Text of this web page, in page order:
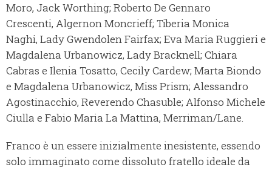
Moro, Jack Worthing; Roberto De Gennaro
Crescenti, Algernon Moncrieff; Tiberia Monica
Naghi, Lady Gwendolen Fairfax; Eva Maria Ruggieri e
Magdalena Urbanowicz, Lady Bracknell; Chiara
Cabras e Ilenia Tosatto, Cecily Cardew; Marta Biondo
e Magdalena Urbanowicz, Miss Prism; Alessandro
Agostinacchio, Reverendo Chasuble; Alfonso Michele
Ciulla e Fabio Maria La Mattina, Merriman/Lane.
Franco è un essere inizialmente inesistente, essendo
solo immaginato come dissoluto fratello ideale da